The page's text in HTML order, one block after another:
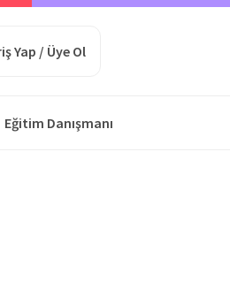
Yap / Üye Ol
Eğitim Danışmanı